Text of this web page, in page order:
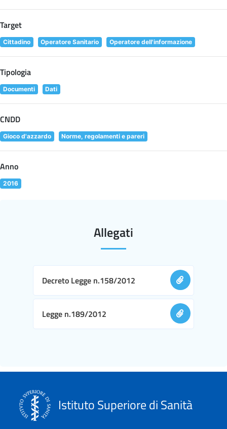
Target
Cittadino Operatore Sanitario Operatore dell'informazione
Tipologia
Documenti Dati
CNDD
Gioco d'azzardo Norme, regolamenti e pareri
Anno
2016
Allegati
Decreto Legge n.158/2012
Legge n.189/2012
Istituto Superiore di Sanità